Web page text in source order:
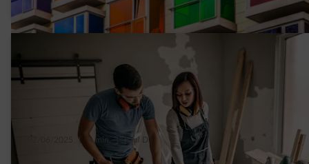
| 4 min. | Paul D.
8 essentiële tips voor een geslaagde